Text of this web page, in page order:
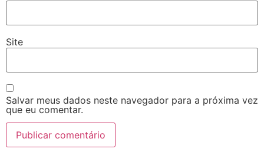
Site
Salvar meus dados neste navegador para a próxima vez
que eu comentar.